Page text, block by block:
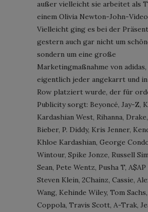
außer vielleicht sie arbeitet als
einem Olivia Newton-John-
Vielleicht ging es bei der
gestern auch gar nicht um
sondern um eine große
Marketingmaßnahme von
eigentlich jeder angekarrt und
Row platziert wurde, der für
Publicity sorgt: Beyoncé, Jay-Z,
Kardashian West, Rihanna,
Bieber, P. Diddy, Kris Jenner,
Khloe Kardashian, George
Wintour, Spike Jonze, Russell
Sean, Pete Wentz, Pusha T,
Steven Klein, 2Chainz, Cassie,
Wang, Kehinde Wiley, Tom
Coppola, Travis Scott, A-Trak,